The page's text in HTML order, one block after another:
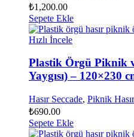
₺1,200.00
Sepete Ekle
Hızlı İncele
Plastik Örgü Piknik
Yaygısı) – 120×230
Hasır Seccade, Piknik
₺690.00
Sepete Ekle